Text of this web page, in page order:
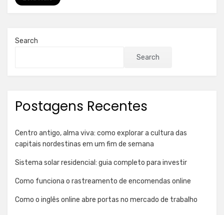
Search
Search
Postagens Recentes
Centro antigo, alma viva: como explorar a cultura das
capitais nordestinas em um fim de semana
Sistema solar residencial: guia completo para investir
Como funciona o rastreamento de encomendas online
Como o inglês online abre portas no mercado de trabalho